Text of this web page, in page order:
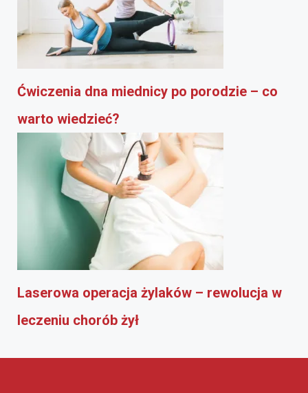
Ćwiczenia dna miednicy po porodzie – co
warto wiedzieć?
Laserowa operacja żylaków – rewolucja w
leczeniu chorób żył